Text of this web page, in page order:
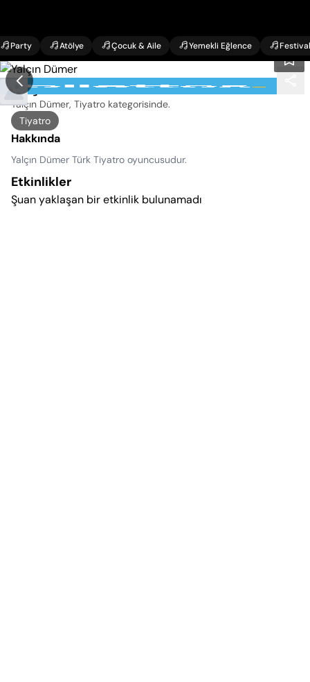
Party Atölye Çocuk & Aile Yemekli Eğlence Festival
Yalçın Dümer Etkinlikleri
Yalçın Dümer, Tiyatro kategorisinde.
Tiyatro
Hakkında
Yalçın Dümer Türk Tiyatro oyuncusudur.
Etkinlikler
Şuan yaklaşan bir etkinlik bulunamadı